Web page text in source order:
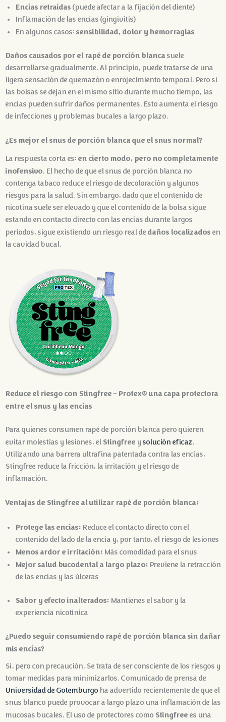
Encías retraídas (puede afectar a la fijación del diente)
Inflamación de las encías (gingivitis)
En algunos casos: sensibilidad, dolor y hemorragias
Daños causados por el rapé de porción blanca suele
desarrollarse gradualmente. Al principio, puede tratarse de una
ligera sensación de quemazón o enrojecimiento temporal. Pero si
las bolsas se dejan en el mismo sitio durante mucho tiempo, las
encías pueden sufrir daños permanentes. Esto aumenta el riesgo
de infecciones y problemas bucales a largo plazo.
¿Es mejor el snus de porción blanca que el snus normal?
La respuesta corta es: en cierto modo, pero no completamente
inofensivo. El hecho de que el snus de porción blanca no
contenga tabaco reduce el riesgo de decoloración y algunos
riesgos para la salud. Sin embargo, dado que el contenido de
nicotina suele ser elevado y que el contenido de la bolsa sigue
estando en contacto directo con las encías durante largos
periodos, sigue existiendo un riesgo real de daños localizados en
la cavidad bucal.
Reduce el riesgo con Stingfree - Protex® una capa protectora
entre el snus y las encías
Para quienes consumen rapé de porción blanca pero quieren
evitar molestias y lesiones, el Stingfree y solución eficaz.
Utilizando una barrera ultrafina patentada contra las encías,
Stingfree reduce la fricción, la irritación y el riesgo de
inflamación.
Ventajas de Stingfree al utilizar rapé de porción blanca:
Protege las encías: Reduce el contacto directo con el
contenido del lado de la encía y, por tanto, el riesgo de lesiones
Menos ardor e irritación: Más comodidad para el snus
Mejor salud bucodental a largo plazo: Previene la retracción
de las encías y las úlceras
Sabor y efecto inalterados: Mantienes el sabor y la
experiencia nicotínica
¿Puedo seguir consumiendo rapé de porción blanca sin dañar
mis encías?
Sí, pero con precaución. Se trata de ser consciente de los riesgos y
tomar medidas para minimizarlos. Comunicado de prensa de
Universidad de Gotemburgo ha advertido recientemente de que el
snus blanco puede provocar a largo plazo una inflamación de las
mucosas bucales. El uso de protectores como Stingfree es una